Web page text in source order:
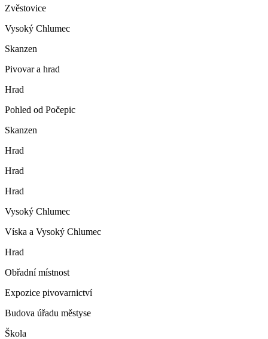
Zvěstovice
Vysoký Chlumec
Skanzen
Pivovar a hrad
Hrad
Pohled od Počepic
Skanzen
Hrad
Hrad
Hrad
Vysoký Chlumec
Víska a Vysoký Chlumec
Hrad
Obřadní místnost
Expozice pivovarnictví
Budova úřadu městyse
Škola